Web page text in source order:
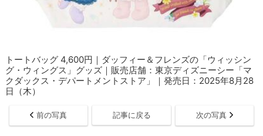
トートバッグ 4,600円｜ダッフィー＆フレンズの「ウィッシン
グ・ウィングス」グッズ｜販売店舗：東京ディズニーシー「マ
クダックス・デパートメントストア」｜発売日：2025年8月28
日（木）
前の写真 記事に戻る 次の写真